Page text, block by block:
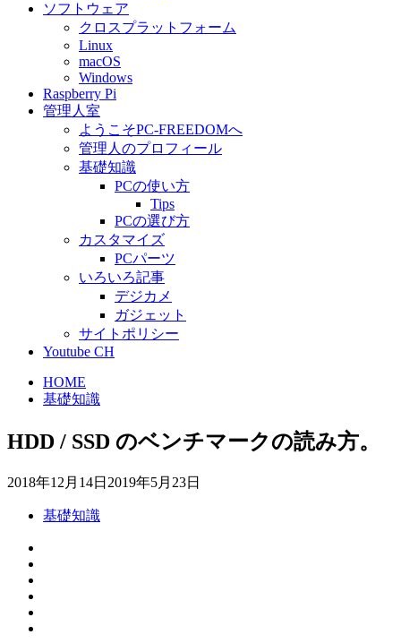
ソフトウェア
クロスプラットフォーム
Linux
macOS
Windows
Raspberry Pi
管理人室
ようこそPC-FREEDOMへ
管理人のプロフィール
基礎知識
PCの使い方
Tips
PCの選び方
カスタマイズ
PCパーツ
いろいろ記事
デジカメ
ガジェット
サイトポリシー
Youtube CH
HOME
基礎知識
HDD / SSD のベンチマークの読み方。
2018年12月14日 2019年5月23日
基礎知識